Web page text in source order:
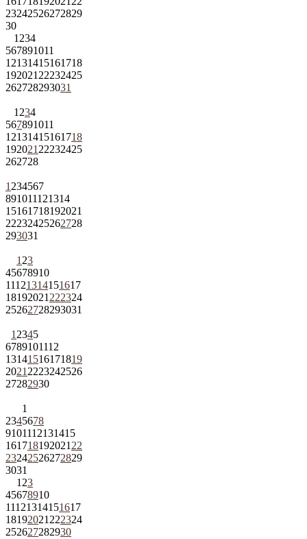
23242526272829
30
1 234
567891011
12131415161718
192021 22232425
262728293031
1 234
567891011
12131415161718
192021 22232425
262728
1 234567
891011121314
15161718192021
22232425262728
293031
1 23
45678910
11121314151617
18192021 222324
25262728293031
1 2345
6789101112
13141516171819
2021 2223242526
27282930
1
2345678
9101112131415
161718192021 22
23242526272829
3031
1 23
45678910
11121314151617
18192021 222324
252627282930